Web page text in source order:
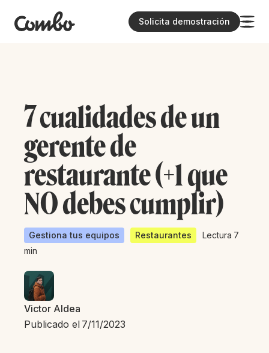
Solicita demostración
7 cualidades de un
gerente de
restaurante (+1 que
NO debes cumplir)
Gestiona tus equipos Restaurantes Lectura 7
min
Victor Aldea
Publicado el 7/11/2023